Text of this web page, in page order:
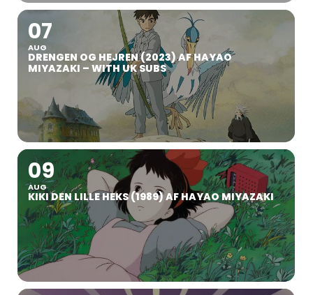
07
AUG
DRENGEN OG HEJREN (2023) AF HAYAO
MIYAZAKI – WITH UK SUBS
09
AUG
KIKI DEN LILLE HEKS (1989) AF HAYAO MIYAZAKI